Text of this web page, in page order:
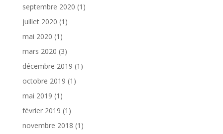
septembre 2020 (1)
juillet 2020 (1)
mai 2020 (1)
mars 2020 (3)
décembre 2019 (1)
octobre 2019 (1)
mai 2019 (1)
février 2019 (1)
novembre 2018 (1)